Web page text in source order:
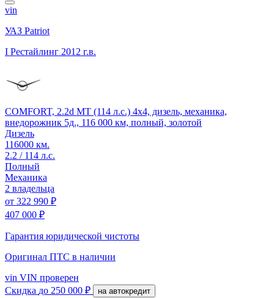
vin
УАЗ Patriot
I Рестайлинг 2012 г.в.
COMFORT, 2.2d MT (114 л.с.) 4x4, дизель, механика,
внедорожник 5д., 116 000 км, полный, золотой
Дизель
116000 км.
2.2 / 114 л.с.
Полный
Механика
2 владельца
от 322 990 ₽
407 000 ₽
Гарантия юридической чистоты
Оригинал ПТС в наличии
vin VIN проверен
Скидка до 250 000 ₽ на автокредит